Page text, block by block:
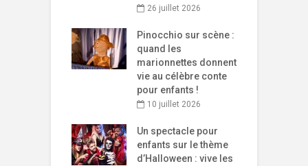
26 juillet 2026
Pinocchio sur scène :
quand les
marionnettes donnent
vie au célèbre conte
pour enfants !
10 juillet 2026
Un spectacle pour
enfants sur le thème
d’Halloween : vive les